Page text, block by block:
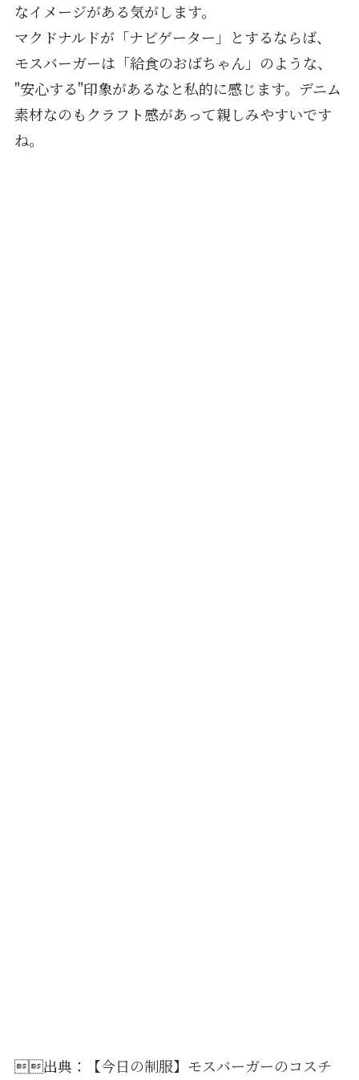
なイメージがある気がします。
マクドナルドが「ナビゲーター」とするならば、
モスバーガーは「給食のおばちゃん」のような、
"安心する"印象があるなと私的に感じます。デニム
素材なのもクラフト感があって親しみやすいです
ね。
出典：
【今日の制服】モスバーガーのコスチ